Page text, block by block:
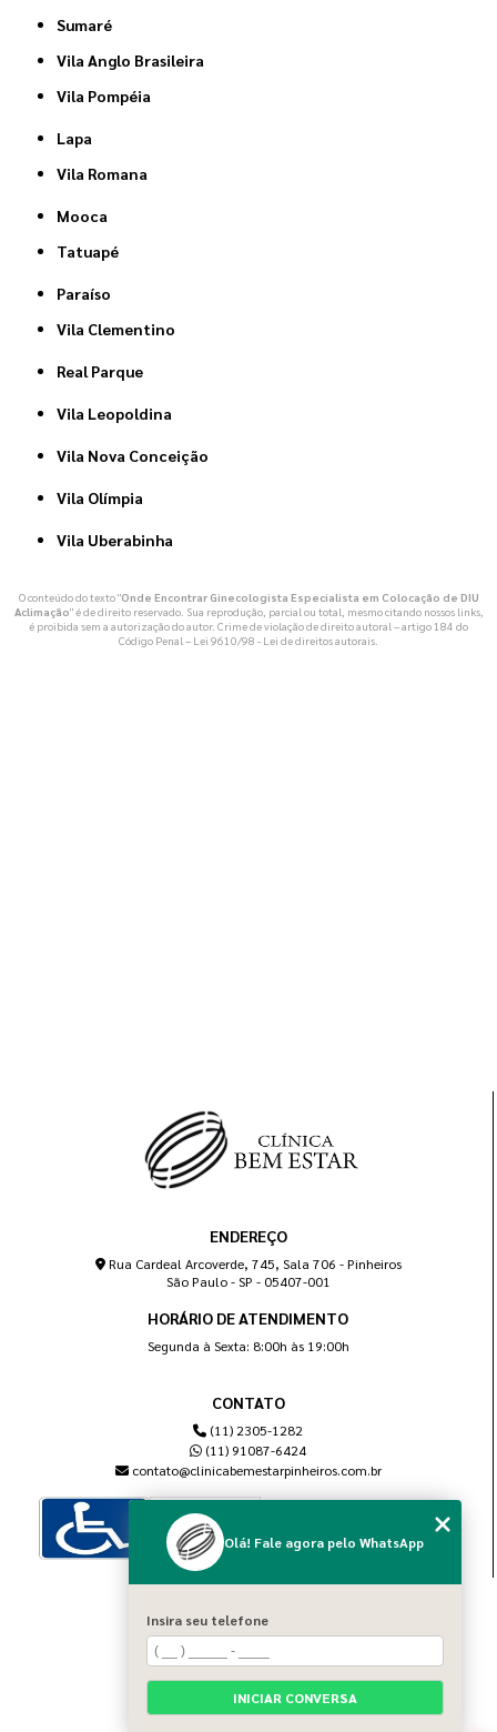
Sumaré
Vila Anglo Brasileira
Vila Pompéia
Lapa
Vila Romana
Mooca
Tatuapé
Paraíso
Vila Clementino
Real Parque
Vila Leopoldina
Vila Nova Conceição
Vila Olímpia
Vila Uberabinha
O conteúdo do texto "Onde Encontrar Ginecologista Especialista em Colocação de DIU
Aclimação" é de direito reservado. Sua reprodução, parcial ou total, mesmo citando nossos links,
é proibida sem a autorização do autor. Crime de violação de direito autoral – artigo 184 do
Código Penal – Lei 9610/98 - Lei de direitos autorais
ENDEREÇO
Rua Cardeal Arcoverde, 745, Sala 706 - Pinheiros
São Paulo - SP - 05407-001
HORÁRIO DE ATENDIMENTO
Segunda à Sexta: 8:00h às 19:00h
CONTATO
(11) 2305-1282
(11) 91087-6424
contato@clinicabemestarpinheiros.com.br
Home
Sobre nós
Blog
Serviços
Olá! Fale agora pelo WhatsApp
Insira seu telefone
INICIAR CONVERSA